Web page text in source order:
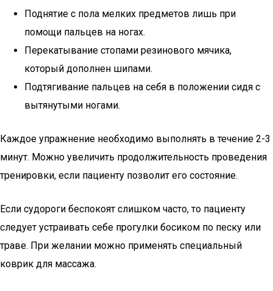
Поднятие с пола мелких предметов лишь при
помощи пальцев на ногах.
Перекатывание стопами резинового мячика,
который дополнен шипами.
Подтягивание пальцев на себя в положении сидя с
вытянутыми ногами.
Каждое упражнение необходимо выполнять в течение 2-3
минут. Можно увеличить продолжительность проведения
тренировки, если пациенту позволит его состояние.
Если судороги беспокоят слишком часто, то пациенту
следует устраивать себе прогулки босиком по песку или
траве. При желании можно применять специальный
коврик для массажа.